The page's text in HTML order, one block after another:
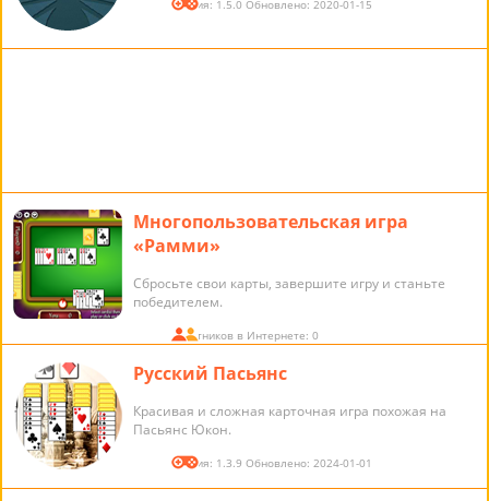
Версия: 1.5.0 Обновлено: 2020-01-15
Многопользовательская игра
«Рамми»
Сбросьте свои карты, завершите игру и станьте
победителем.
Участников в Интернете: 0
Русский Пасьянс
Красивая и сложная карточная игра похожая на
Пасьянс Юкон.
Версия: 1.3.9 Обновлено: 2024-01-01